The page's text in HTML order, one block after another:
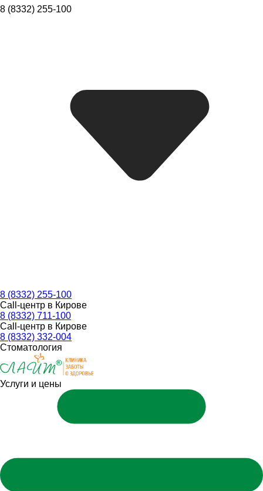
8 (8332) 255-100
8 (8332) 255-100
Call-центр в Кирове
8 (8332) 711-100
Call-центр в Кирове
8 (8332) 332-004
Стоматология
Услуги и цены